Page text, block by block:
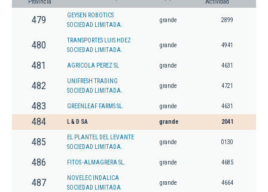
Provincia
Actividad
479
GEYSEN ROBOTICS
SOCIEDAD LIMITADA.
grande 2899
480
TRANSPORTES LUIS HDEZ
SOCIEDAD LIMITADA.
grande 4941
481 AGRICOLA PEREZ SL grande 4631
482
UNIFRESH TRADING
SOCIEDAD LIMITADA.
grande 4721
483 GREENLEAF FARMS SL. grande 4631
484 L & D SA grande 2041
485
EL PLANTEL DEL LEVANTE
SOCIEDAD LIMITADA.
grande 0130
486 FITOS -ALMAGRERA SL. grande 4685
487
NOVELEC INDALICA
SOCIEDAD LIMITADA
grande 4664